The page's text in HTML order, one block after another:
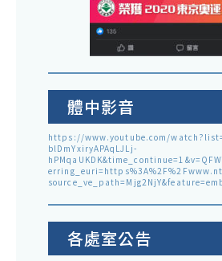
體中影音
https://www.youtube.com/
blDmYxiryAPAqLJLj-
各處室公告